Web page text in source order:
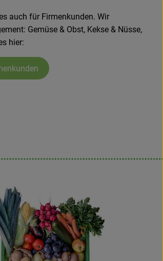
auch für Firmenkunden. Wir
Gemüse & Obst, Kekse & Nüsse,
hier: